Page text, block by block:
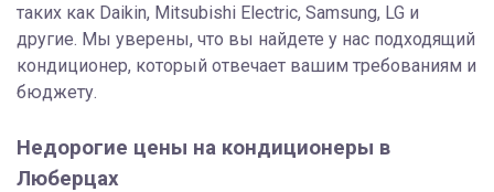
таких как Daikin, Mitsubishi Electric, Samsung, LG и
другие. Мы уверены, что вы найдете у нас подходящий
кондиционер, который отвечает вашим требованиям и
бюджету.
Недорогие цены на кондиционеры в
Люберцах